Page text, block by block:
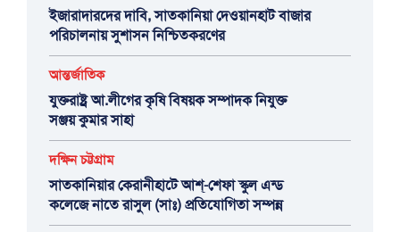
ইজারাদারদের দাবি, সাতকানিয়া দেওয়ানহাট বাজার
পরিচালনায় সুশাসন নিশ্চিতকরণের
আন্তর্জাতিক
যুক্তরাষ্ট্র আ.লীগের কৃষি বিষয়ক সম্পাদক নিযুক্ত
সঞ্জয় কুমার সাহা
দক্ষিন চট্টগ্রাম
সাতকানিয়ার কেরানীহাটে আশ্-শেফা স্কুল এন্ড
কলেজে নাতে রাসুল (সাঃ) প্রতিযোগিতা সম্পন্ন